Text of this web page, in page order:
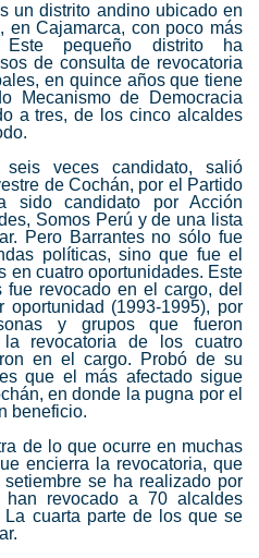
un distrito andino ubicado en
en Cajamarca, con poco más
pequeño distrito ha
de consulta de revocatoria
en quince años que tiene
Mecanismo de Democracia
a tres, de los cinco alcaldes
seis veces candidato, salió
de Cochán, por el Partido
sido candidato por Acción
Somos Perú y de una lista
Pero Barrantes no sólo fue
políticas, sino que fue el
en cuatro oportunidades. Este
revocado en el cargo, del
(1993-1995), por
y grupos que fueron
la revocatoria de los cuatro
en el cargo. Probó de su
que el más afectado sigue
en donde la pugna por el
beneficio.
de lo que ocurre en muchas
encierra la revocatoria, que
se ha realizado por
revocado a 70 alcaldes
cuarta parte de los que se